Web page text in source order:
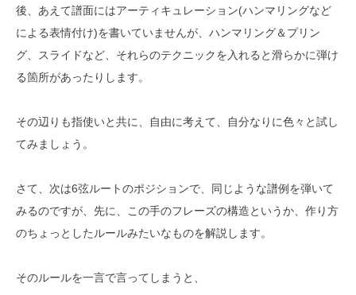
後、あえて譜面にはアーティキュレーション(ハンマリングなど
による表情付け)を書いていませんが、ハンマリング＆プリン
グ、スライドなど、それらのテクニックを入れると滑らかに弾け
る箇所があったりします。
その辺りも指使いと共に、自由に考えて、自分なりに色々と試し
てみましょう。
さて、次は6弦ルートのポジションで、同じような譜例を弾いて
みるのですが、先に、この手のフレーズの構造というか、作り方
のちょっとしたルールみたいなものを解説します。
そのルールを一言で言ってしまうと、